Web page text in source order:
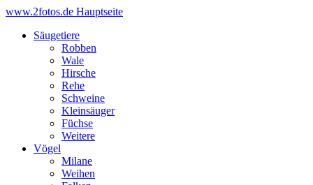
www.2fotos.de Hauptseite
Säugetiere
Robben
Wale
Hirsche
Rehe
Schweine
Kleinsäuger
Füchse
Weitere
Vögel
Milane
Weihen